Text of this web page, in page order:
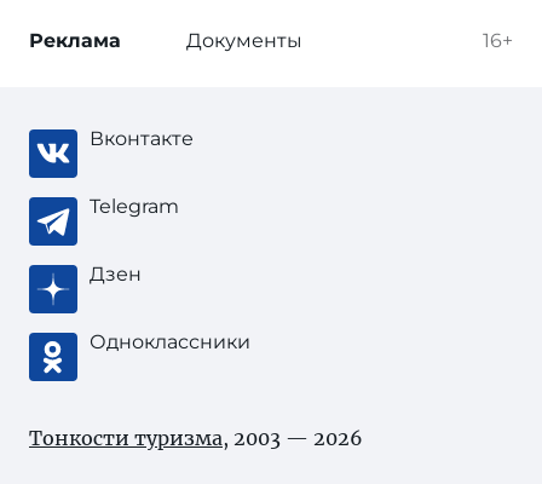
16+
Реклама Документы
Вконтакте
Telegram
Дзен
Одноклассники
Тонкости туризма, 2003 — 2026